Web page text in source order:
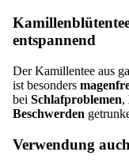
entspannend
Der Kamillentee aus
ist besonders
bei Schlafproblemen,
Beschwerden
Verwendung